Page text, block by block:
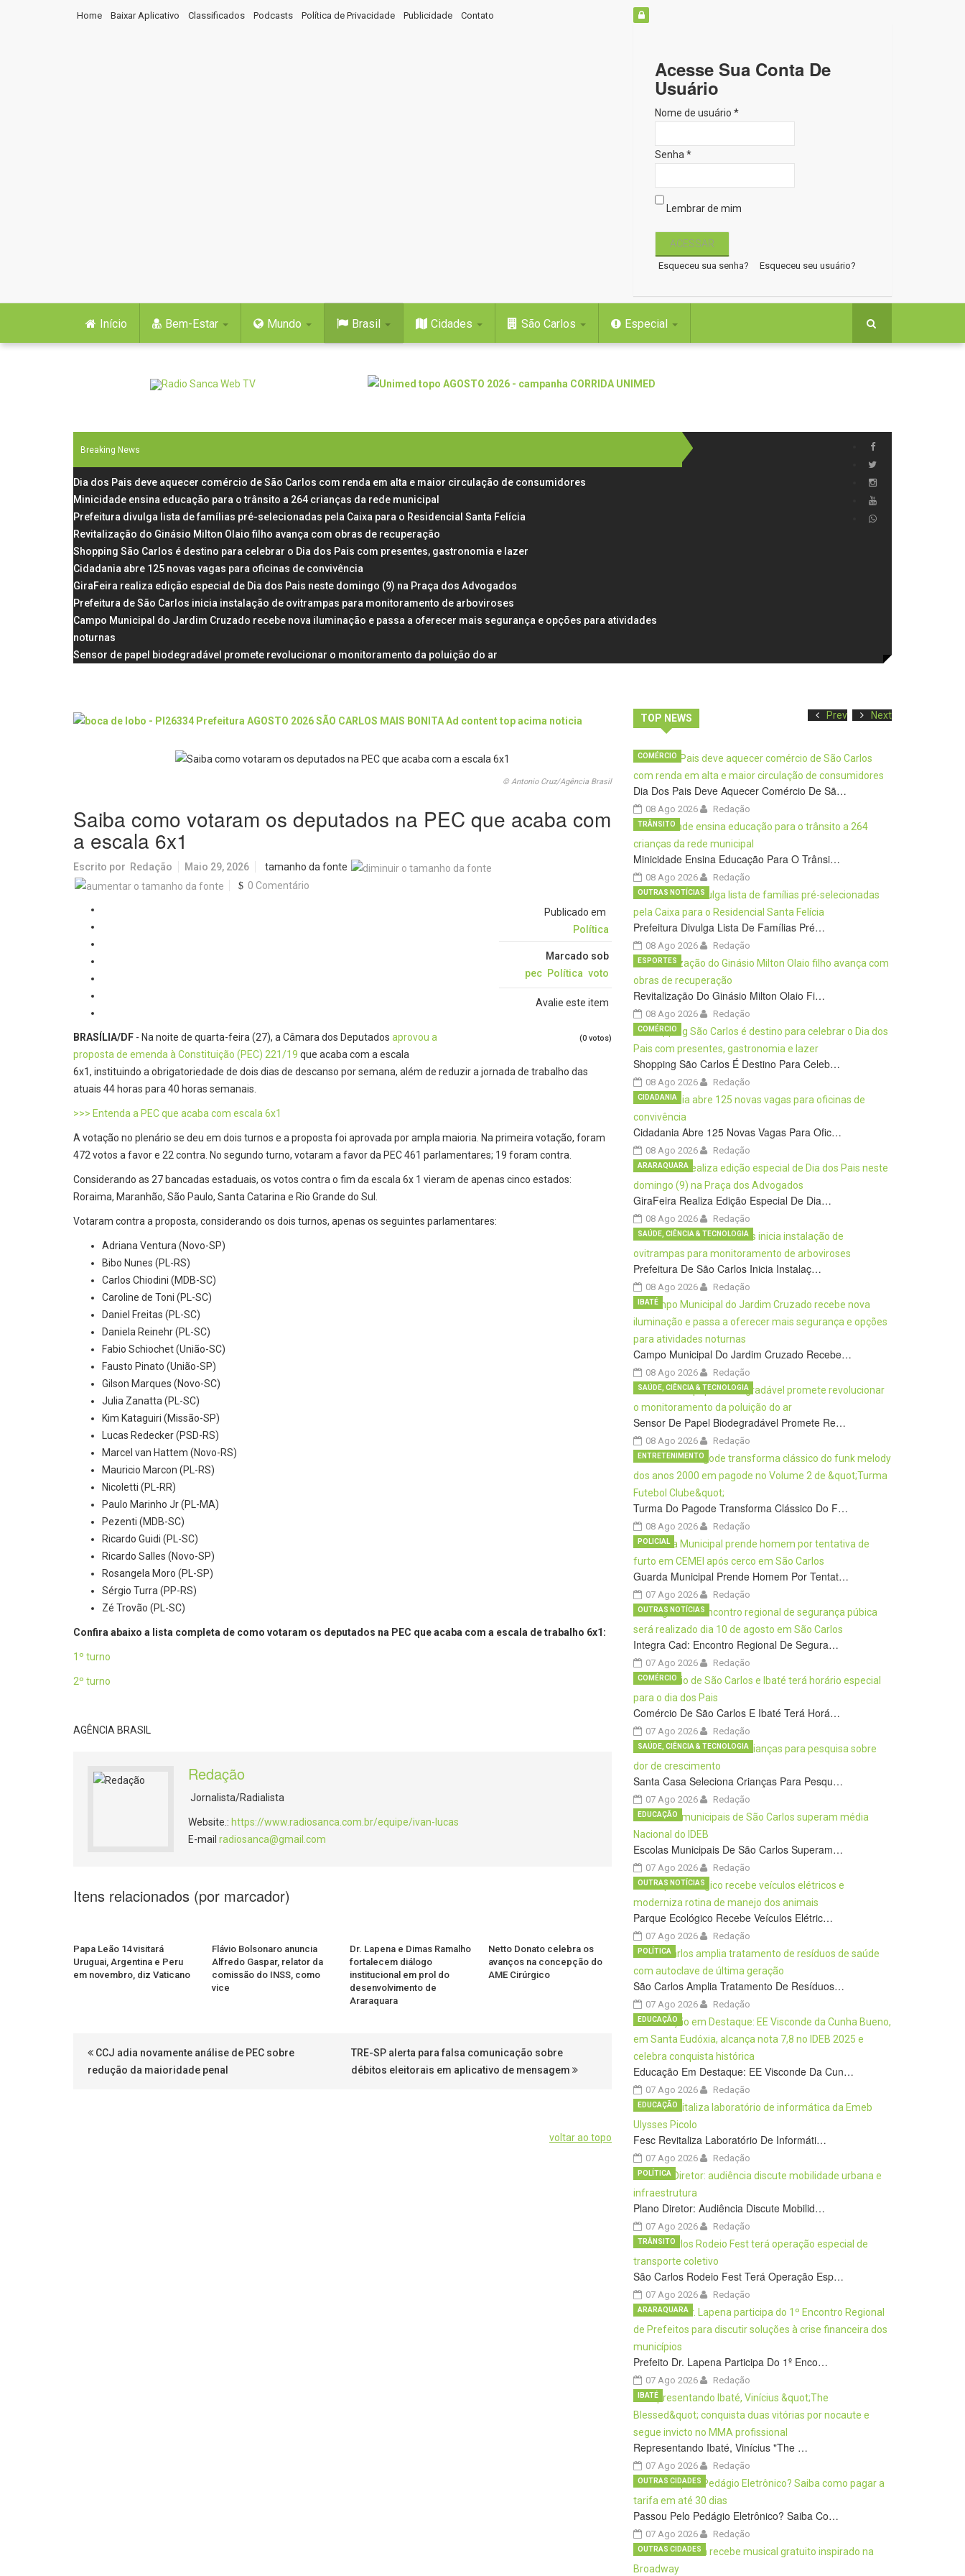
Home Baixar Aplicativo Classificados Podcasts Política de Privacidade Publicidade Contato
Acesse Sua Conta De
Usuário
Nome de usuário *
Senha *
Lembrar de mim
Esqueceu sua senha? Esqueceu seu usuário?
Início Bem-Estar Mundo Brasil Cidades São Carlos Especial
Breaking News
Dia dos Pais deve aquecer comércio de São Carlos com renda em alta e maior circulação de consumidores
Minicidade ensina educação para o trânsito a 264 crianças da rede municipal
Prefeitura divulga lista de famílias pré-selecionadas pela Caixa para o Residencial Santa Felícia
Revitalização do Ginásio Milton Olaio filho avança com obras de recuperação
Shopping São Carlos é destino para celebrar o Dia dos Pais com presentes, gastronomia e lazer
Cidadania abre 125 novas vagas para oficinas de convivência
GiraFeira realiza edição especial de Dia dos Pais neste domingo (9) na Praça dos Advogados
Prefeitura de São Carlos inicia instalação de ovitrampas para monitoramento de arboviroses
Campo Municipal do Jardim Cruzado recebe nova iluminação e passa a oferecer mais segurança e opções para atividades
noturnas
Sensor de papel biodegradável promete revolucionar o monitoramento da poluição do ar
© Antonio Cruz/Agência Brasil
Saiba como votaram os deputados na PEC que acaba com
a escala 6x1
Escrito por Redação Maio 29, 2026
tamanho da fonte
0 Comentário
Publicado em
Política
Marcado sob
pec Política voto
Avalie este item
(0 votos)
BRASÍLIA/DF - Na noite de quarta-feira (27), a Câmara dos Deputados aprovou a
proposta de emenda à Constituição (PEC) 221/19 que acaba com a escala
6x1, instituindo a obrigatoriedade de dois dias de descanso por semana, além de reduzir a jornada de trabalho das
atuais 44 horas para 40 horas semanais.
>>> Entenda a PEC que acaba com escala 6x1
A votação no plenário se deu em dois turnos e a proposta foi aprovada por ampla maioria. Na primeira votação, foram
472 votos a favor e 22 contra. No segundo turno, votaram a favor da PEC 461 parlamentares; 19 foram contra.
Considerando as 27 bancadas estaduais, os votos contra o fim da escala 6x 1 vieram de apenas cinco estados:
Roraima, Maranhão, São Paulo, Santa Catarina e Rio Grande do Sul.
Votaram contra a proposta, considerando os dois turnos, apenas os seguintes parlamentares:
Adriana Ventura (Novo-SP)
Bibo Nunes (PL-RS)
Carlos Chiodini (MDB-SC)
Caroline de Toni (PL-SC)
Daniel Freitas (PL-SC)
Daniela Reinehr (PL-SC)
Fabio Schiochet (União-SC)
Fausto Pinato (União-SP)
Gilson Marques (Novo-SC)
Julia Zanatta (PL-SC)
Kim Kataguiri (Missão-SP)
Lucas Redecker (PSD-RS)
Marcel van Hattem (Novo-RS)
Mauricio Marcon (PL-RS)
Nicoletti (PL-RR)
Paulo Marinho Jr (PL-MA)
Pezenti (MDB-SC)
Ricardo Guidi (PL-SC)
Ricardo Salles (Novo-SP)
Rosangela Moro (PL-SP)
Sérgio Turra (PP-RS)
Zé Trovão (PL-SC)
Confira abaixo a lista completa de como votaram os deputados na PEC que acaba com a escala de trabalho 6x1:
1º turno
2º turno
AGÊNCIA BRASIL
Redação
Jornalista/Radialista
Website.: https://www.radiosanca.com.br/equipe/ivan-lucas
E-mail radiosanca@gmail.com
Itens relacionados (por marcador)
Papa Leão 14 visitará
Uruguai, Argentina e Peru
em novembro, diz Vaticano
Flávio Bolsonaro anuncia
Alfredo Gaspar, relator da
comissão do INSS, como
vice
Dr. Lapena e Dimas Ramalho
fortalecem diálogo
institucional em prol do
desenvolvimento de
Araraquara
Netto Donato celebra os
avanços na concepção do
AME Cirúrgico
CCJ adia novamente análise de PEC sobre
redução da maioridade penal
TRE-SP alerta para falsa comunicação sobre
débitos eleitorais em aplicativo de mensagem
voltar ao topo
TOP NEWS Prev Next
Dia Dos Pais Deve Aquecer Comércio De Sã…
08 Ago 2026
COMÉRCIO
Redação
Minicidade Ensina Educação Para O Trânsi…
08 Ago 2026
TRÂNSITO
Redação
Prefeitura Divulga Lista De Famílias Pré…
08 Ago 2026
OUTRAS NOTÍCIAS
Redação
Revitalização Do Ginásio Milton Olaio Fi…
08 Ago 2026
ESPORTES
Redação
Shopping São Carlos É Destino Para Celeb…
08 Ago 2026
COMÉRCIO
Redação
Cidadania Abre 125 Novas Vagas Para Ofic…
08 Ago 2026
CIDADANIA
Redação
GiraFeira Realiza Edição Especial De Dia…
08 Ago 2026
ARARAQUARA
Redação
Prefeitura De São Carlos Inicia Instalaç…
08 Ago 2026
SAÚDE, CIÊNCIA & TECNOLOGIA
Redação
Campo Municipal Do Jardim Cruzado Recebe…
08 Ago 2026
IBATÉ
Redação
Sensor De Papel Biodegradável Promete Re…
08 Ago 2026
SAÚDE, CIÊNCIA & TECNOLOGIA
Redação
Turma Do Pagode Transforma Clássico Do F…
08 Ago 2026
ENTRETENIMENTO
Redação
Guarda Municipal Prende Homem Por Tentat…
07 Ago 2026
POLICIAL
Redação
Integra Cad: Encontro Regional De Segura…
07 Ago 2026
OUTRAS NOTÍCIAS
Redação
Comércio De São Carlos E Ibaté Terá Horá…
07 Ago 2026
COMÉRCIO
Redação
Santa Casa Seleciona Crianças Para Pesqu…
07 Ago 2026
SAÚDE, CIÊNCIA & TECNOLOGIA
Redação
Escolas Municipais De São Carlos Superam…
07 Ago 2026
EDUCAÇÃO
Redação
Parque Ecológico Recebe Veículos Elétric…
07 Ago 2026
OUTRAS NOTÍCIAS
Redação
São Carlos Amplia Tratamento De Resíduos…
07 Ago 2026
POLÍTICA
Redação
Educação Em Destaque: EE Visconde Da Cun…
07 Ago 2026
EDUCAÇÃO
Redação
Fesc Revitaliza Laboratório De Informáti…
07 Ago 2026
EDUCAÇÃO
Redação
Plano Diretor: Audiência Discute Mobilid…
07 Ago 2026
POLÍTICA
Redação
São Carlos Rodeio Fest Terá Operação Esp…
07 Ago 2026
TRÂNSITO
Redação
Prefeito Dr. Lapena Participa Do 1º Enco…
07 Ago 2026
ARARAQUARA
Redação
Representando Ibaté, Vinícius "The …
07 Ago 2026
IBATÉ
Redação
Passou Pelo Pedágio Eletrônico? Saiba Co…
07 Ago 2026
OUTRAS CIDADES
Redação
OUTRAS CIDADES